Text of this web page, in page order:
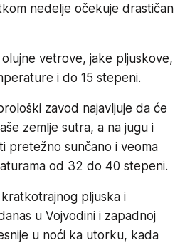
nedelje očekuje drastičan
vetrove, jake pljuskove,
i do 15 stepeni.
zavod najavljuje da će
zemlje sutra, a na jugu i
pretežno sunčano i veoma
od 32 do 40 stepeni.
pljuska i
u Vojvodini i zapadnoj
u noći ka utorku, kada